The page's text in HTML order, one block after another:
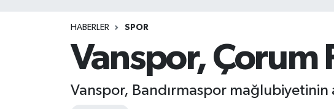
HABERLER SPOR
Vanspor, Çorum
Vanspor, Bandırmaspor mağlubiyetinin
Haber Arşivi